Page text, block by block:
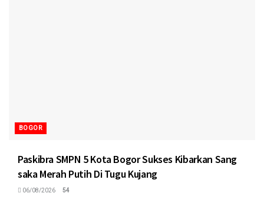
BOGOR
Paskibra SMPN 5 Kota Bogor Sukses Kibarkan Sang
saka Merah Putih Di Tugu Kujang
06/08/2026 54